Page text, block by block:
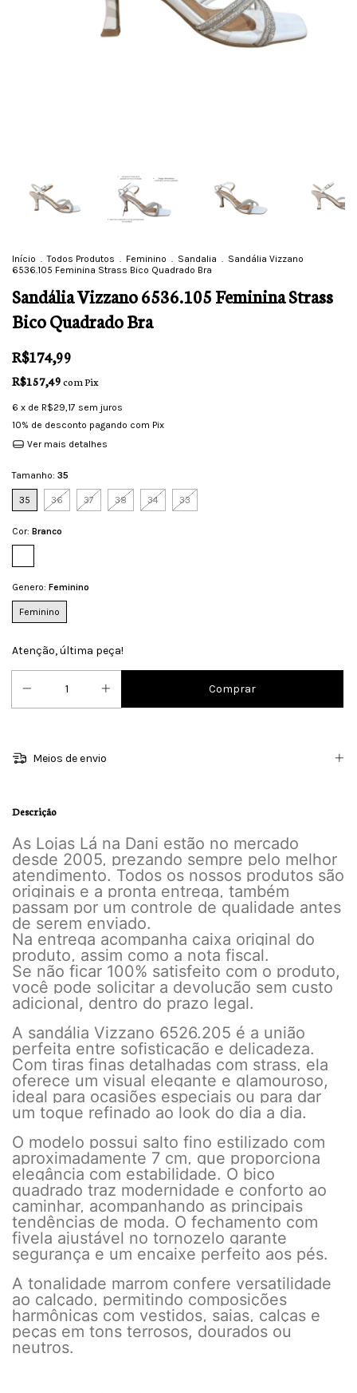
Início . Todos Produtos . Feminino . Sandalia . Sandália Vizzano
6536.105 Feminina Strass Bico Quadrado Bra
Sandália Vizzano 6536.105 Feminina Strass
Bico Quadrado Bra
R$174,99
R$157,49comPix
6 x de R$29,17 sem juros
10% de desconto pagando com Pix
Ver mais detalhes
Tamanho: 35
35 36 37 38 34 33
Cor: Branco
Genero: Feminino
Feminino
Atenção, última peça!
Meios de envio
Descrição
As Lojas Lá na Dani estão no mercado
desde 2005, prezando sempre pelo melhor
atendimento. Todos os nossos produtos são
originais e a pronta entrega, também
passam por um controle de qualidade antes
de serem enviado.
Na entrega acompanha caixa original do
produto, assim como a nota fiscal.
Se não ficar 100% satisfeito com o produto,
você pode solicitar a devolução sem custo
adicional, dentro do prazo legal.
A sandália Vizzano 6526.205 é a união
perfeita entre sofisticação e delicadeza.
Com tiras finas detalhadas com strass, ela
oferece um visual elegante e glamouroso,
ideal para ocasiões especiais ou para dar
um toque refinado ao look do dia a dia.
O modelo possui salto fino estilizado com
aproximadamente 7 cm, que proporciona
elegância com estabilidade. O bico
quadrado traz modernidade e conforto ao
caminhar, acompanhando as principais
tendências de moda. O fechamento com
fivela ajustável no tornozelo garante
segurança e um encaixe perfeito aos pés.
A tonalidade marrom confere versatilidade
ao calçado, permitindo composições
harmônicas com vestidos, saias, calças e
peças em tons terrosos, dourados ou
neutros.